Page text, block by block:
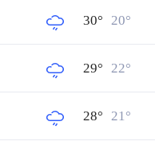
30° 20°
29° 22°
28° 21°